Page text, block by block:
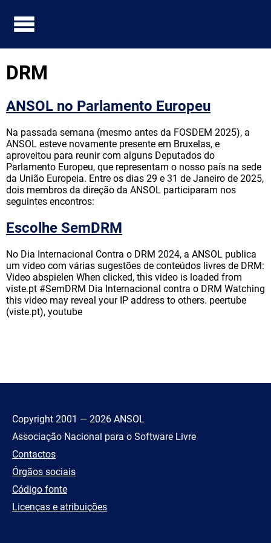
DRM
ANSOL no Parlamento Europeu
Na passada semana (mesmo antes da FOSDEM 2025), a
ANSOL esteve novamente presente em Bruxelas, e
aproveitou para reunir com alguns Deputados do
Parlamento Europeu, que representam o nosso país na sede
da União Europeia. Entre os dias 29 e 31 de Janeiro de 2025,
dois membros da direção da ANSOL participaram nos
seguintes encontros:
Escolhe SemDRM
No Dia Internacional Contra o DRM 2024, a ANSOL publica
um vídeo com várias sugestões de conteúdos livres de DRM:
Video abspielen When clicked, this video is loaded from
viste.pt #SemDRM Dia Internacional contra o DRM Watching
this video may reveal your IP address to others. peertube
(viste.pt), youtube
Copyright 2001 — 2026 ANSOL
Associação Nacional para o Software Livre
Contactos
Órgãos sociais
Código fonte
Licenças e atribuições